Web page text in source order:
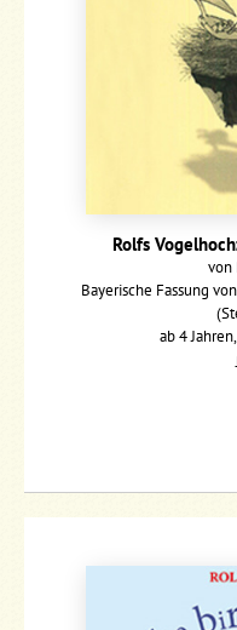
Rolfs
von
Bayerische Fassung
ab 4